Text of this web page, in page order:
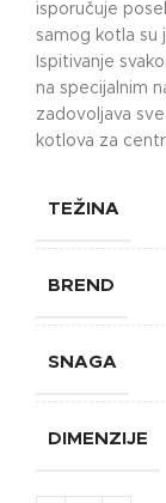
isporučuje
samog kotla su
Ispitivanje
na specijalnim
zadovoljava
kotlova za
TEŽINA
BREND
SNAGA
DIMENZIJE